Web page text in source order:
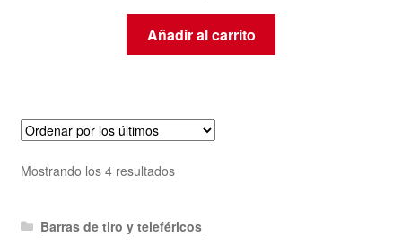
Añadir al carrito
Mostrando los 4 resultadosOrdenado
últimos
Barras de tiro y teleféricos